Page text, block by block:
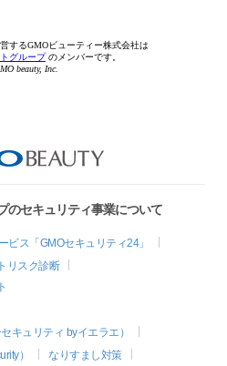
するGMOビューティー株式会社は
グループのメンバーです。
beauty, Inc.
のセキュリティ事業について
ス「GMOセキュリティ24」
リスク診断
キュリティ byイエラエ）
）
なりすまし対策